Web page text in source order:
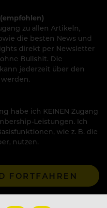
zu allen Artikeln,
die besten News und
direkt per Newsletter
Bullshit. Die
jederzeit über den
habe ich KEINEN Zugang
Leistungen. Ich
wie z. B. die
nutzen.
FORTFAHREN